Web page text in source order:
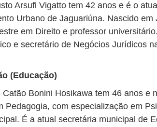
Arsufi Vigatto tem 42 anos e é o
Urbano de Jaguariúna. Nascido em
em Direito e professor
e secretário de Negócios Jurídicos
(Educação)
Catão Bonini Hosikawa tem 46 anos e
Pedagogia, com especialização em
É a atual secretária municipal de